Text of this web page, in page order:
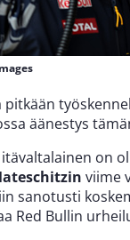
pitkään
äänestys
on
viime
sanotusti
Red Bullin